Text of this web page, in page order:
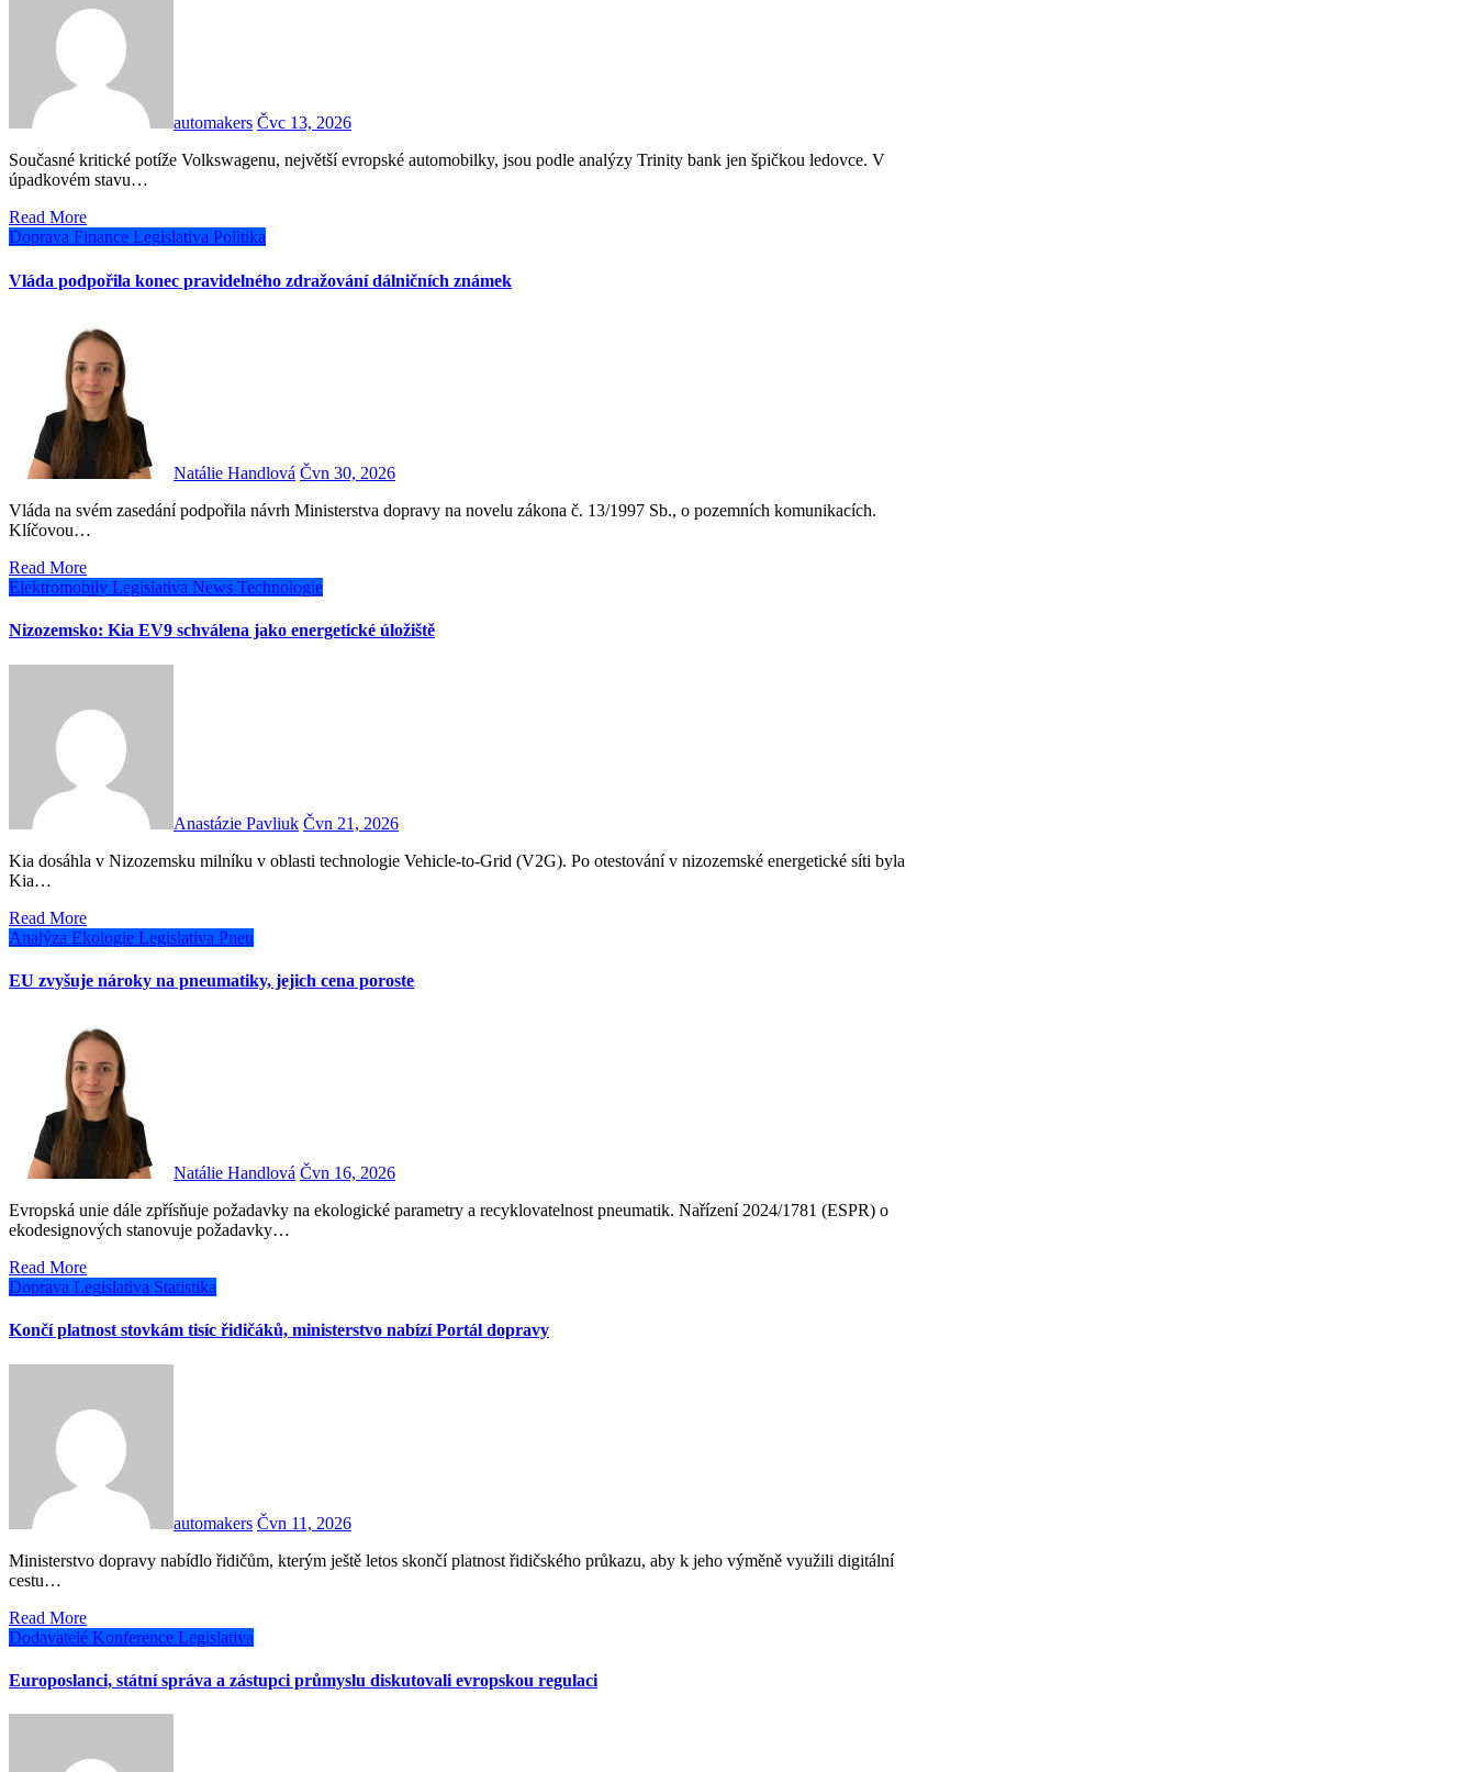
automakers Čvc 13, 2026
Současné kritické potíže Volkswagenu, největší evropské automobilky, jsou podle analýzy Trinity bank jen špičkou ledovce. V
úpadkovém stavu…
Read More
Doprava Finance Legislativa Politika
Vláda podpořila konec pravidelného zdražování dálničních známek
Natálie Handlová Čvn 30, 2026
Vláda na svém zasedání podpořila návrh Ministerstva dopravy na novelu zákona č. 13/1997 Sb., o pozemních komunikacích.
Klíčovou…
Read More
Elektromobily Legislativa News Technologie
Nizozemsko: Kia EV9 schválena jako energetické úložiště
Anastázie Pavliuk Čvn 21, 2026
Kia dosáhla v Nizozemsku milníku v oblasti technologie Vehicle-to-Grid (V2G). Po otestování v nizozemské energetické síti byla
Kia…
Read More
Analýza Ekologie Legislativa Pneu
EU zvyšuje nároky na pneumatiky, jejich cena poroste
Natálie Handlová Čvn 16, 2026
Evropská unie dále zpřísňuje požadavky na ekologické parametry a recyklovatelnost pneumatik. Nařízení 2024/1781 (ESPR) o
ekodesignových stanovuje požadavky…
Read More
Doprava Legislativa Statistika
Končí platnost stovkám tisíc řidičáků, ministerstvo nabízí Portál dopravy
automakers Čvn 11, 2026
Ministerstvo dopravy nabídlo řidičům, kterým ještě letos skončí platnost řidičského průkazu, aby k jeho výměně využili digitální
cestu…
Read More
Dodavatelé Konference Legislativa
Europoslanci, státní správa a zástupci průmyslu diskutovali evropskou regulaci